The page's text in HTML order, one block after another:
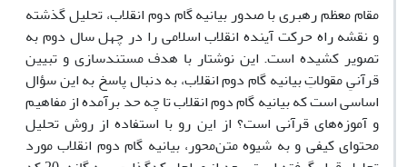
مقام معظم رهبری با صدور بیانیه گام دوم انقلاب، تحلیل گذشته
و نقشه راه حرکت آینده انقلاب اسلامی را در چهل سال دوم به
تصویر کشیده است. این نوشتار با هدف مستندسازی و تبیین
قرآنیِ مقولاتِ بیانیه گام دوم انقلاب، به دنبال پاسخ به این سؤال
اساسی است که بیانیه گام دوم انقلاب تا چه حد برآمده از مفاهیم
و آموزه‌های قرآنی است؟ از این رو با استفاده از روش تحلیل
محتوای کیفی و به شیوه متن‌محور، بیانیه گام دوم انقلاب مورد